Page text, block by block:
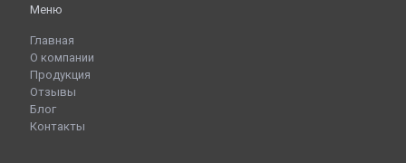
Меню
Главная
О компании
Продукция
Отзывы
Блог
Контакты